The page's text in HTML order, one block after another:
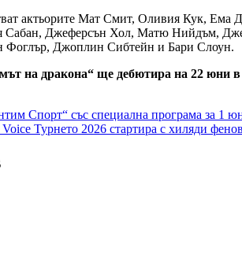
актьорите Мат Смит, Оливия Кук,
Джеферсън Хол, Матю Нийдъм,
Фоглър, Джоплин Сибтейн и Бари Слоун.
на дракона“ ще дебютира на 22 юни
Спорт“ със специална програма за 1
Турнето 2026 стартира с хиляди